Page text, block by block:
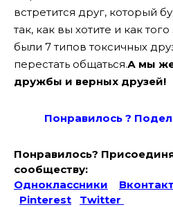
встретится друг, который
так, как вы хотите и как
были 7 типов токсичных
перестать общаться.А мы
дружбы и верных друзей!
Понравилось ? Поде
Понравилось?
сообществу:
Одноклассники
Pinterest
Twitter